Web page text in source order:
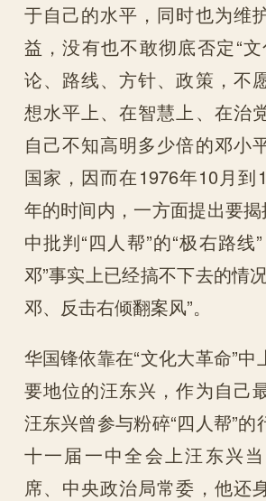
于自己的水平，同时也为维
益，没有也不敢彻底否定“
论、路线、方针、政策，不
想水平上、在智慧上、在治
自己不知高明多少倍的邓小
国家，因而在1976年10月到
年的时间内，一方面提出要揭
中批判“四人帮”的“极右路线
邓”事实上已经搞不下去的情
邓、反击右倾翻案风”。
华国锋依靠在“文化大革命”中
要地位的汪东兴，作为自己
汪东兴曾参与粉碎“四人帮”的
十一届一中全会上汪东兴
席、中央政治局常委，他还